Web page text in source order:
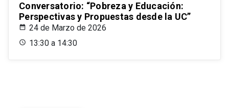
Conversatorio: “Pobreza y Educación:
Perspectivas y Propuestas desde la UC”
24 de Marzo de 2026
13:30 a 14:30